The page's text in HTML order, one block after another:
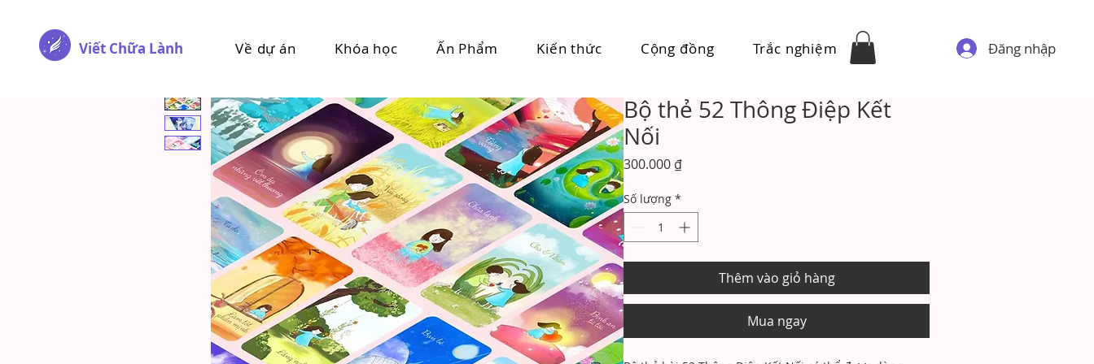
Viết Chữa Lành Về dự án Khóa học Ấn Phẩm Kiến thức Cộng đồng Trắc nghiệm Đăng nhập
Bộ thẻ 52 Thông Điệp Kết
Nối
300.000 ₫Giá
Số lượng *
Thêm vào giỏ hàng
Mua ngay